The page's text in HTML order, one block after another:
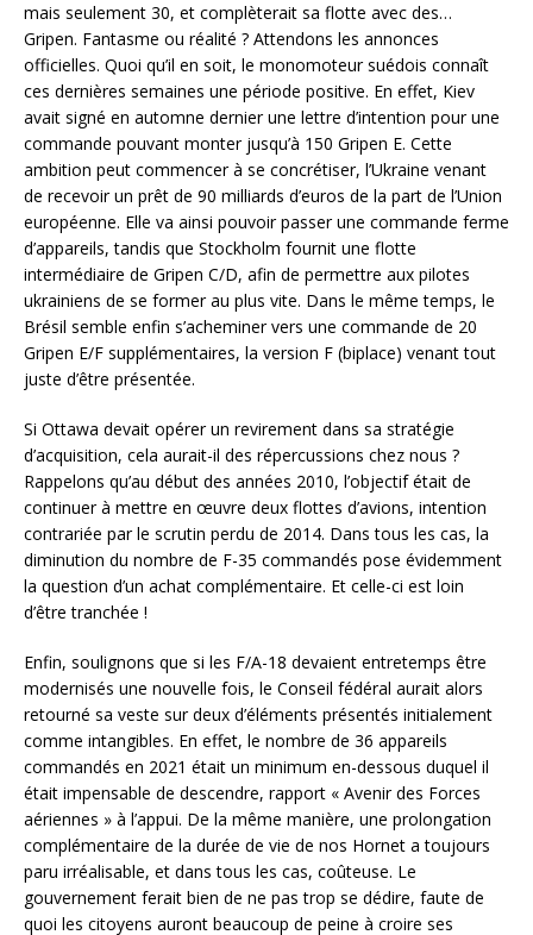
mais seulement 30, et complèterait sa flotte avec des…
Gripen. Fantasme ou réalité ? Attendons les annonces
officielles. Quoi qu’il en soit, le monomoteur suédois connaît
ces dernières semaines une période positive. En effet, Kiev
avait signé en automne dernier une lettre d’intention pour une
commande pouvant monter jusqu’à 150 Gripen E. Cette
ambition peut commencer à se concrétiser, l’Ukraine venant
de recevoir un prêt de 90 milliards d’euros de la part de l’Union
européenne. Elle va ainsi pouvoir passer une commande ferme
d’appareils, tandis que Stockholm fournit une flotte
intermédiaire de Gripen C/D, afin de permettre aux pilotes
ukrainiens de se former au plus vite. Dans le même temps, le
Brésil semble enfin s’acheminer vers une commande de 20
Gripen E/F supplémentaires, la version F (biplace) venant tout
juste d’être présentée.
Si Ottawa devait opérer un revirement dans sa stratégie
d’acquisition, cela aurait-il des répercussions chez nous ?
Rappelons qu’au début des années 2010, l’objectif était de
continuer à mettre en œuvre deux flottes d’avions, intention
contrariée par le scrutin perdu de 2014. Dans tous les cas, la
diminution du nombre de F-35 commandés pose évidemment
la question d’un achat complémentaire. Et celle-ci est loin
d’être tranchée !
Enfin, soulignons que si les F/A-18 devaient entretemps être
modernisés une nouvelle fois, le Conseil fédéral aurait alors
retourné sa veste sur deux d’éléments présentés initialement
comme intangibles. En effet, le nombre de 36 appareils
commandés en 2021 était un minimum en-dessous duquel il
était impensable de descendre, rapport « Avenir des Forces
aériennes » à l’appui. De la même manière, une prolongation
complémentaire de la durée de vie de nos Hornet a toujours
paru irréalisable, et dans tous les cas, coûteuse. Le
gouvernement ferait bien de ne pas trop se dédire, faute de
quoi les citoyens auront beaucoup de peine à croire ses